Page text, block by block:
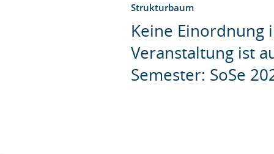
Strukturbaum
Keine Einordnung
Veranstaltung ist
Semester: SoSe